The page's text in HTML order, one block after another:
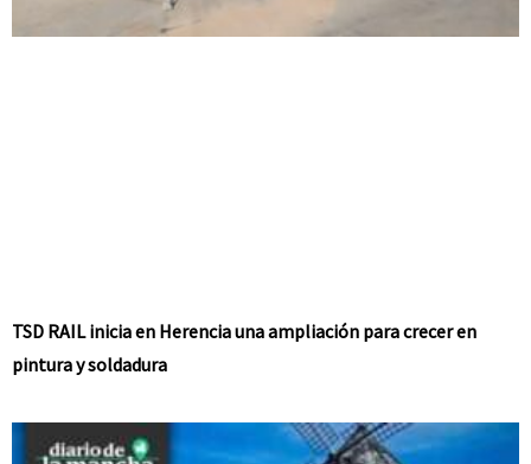
TSD RAIL inicia en Herencia una ampliación para crecer en
pintura y soldadura